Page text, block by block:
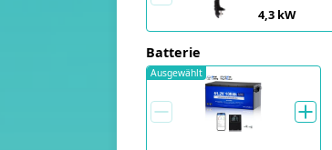
4,3 kW
Batterie
Ausgewählt